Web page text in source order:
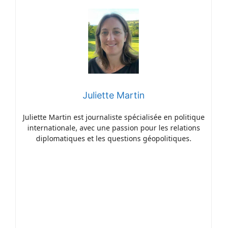
Juliette Martin
Juliette Martin est journaliste spécialisée en politique
internationale, avec une passion pour les relations
diplomatiques et les questions géopolitiques.